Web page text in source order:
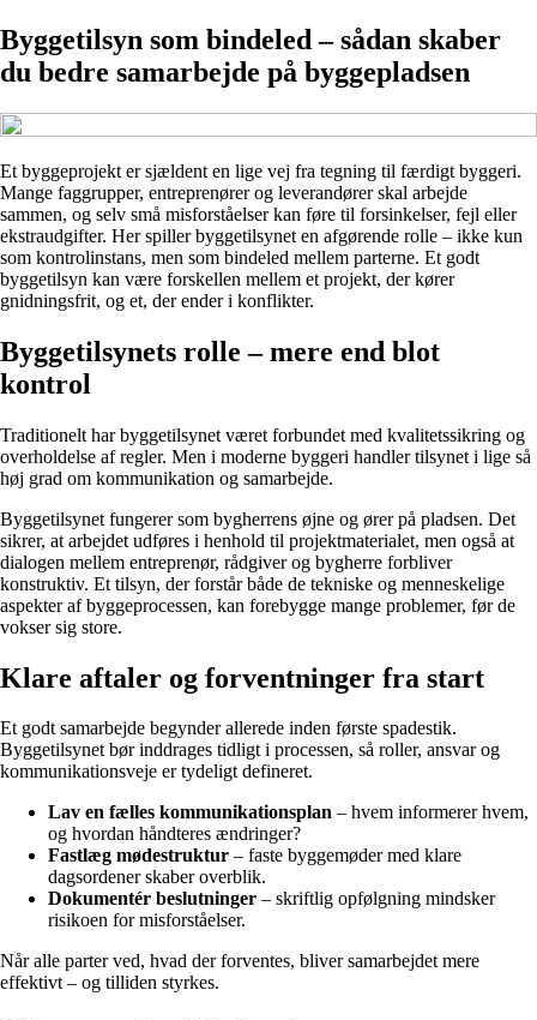
Byggetilsyn som bindeled – sådan skaber
du bedre samarbejde på byggepladsen
Et byggeprojekt er sjældent en lige vej fra tegning til færdigt byggeri.
Mange faggrupper, entreprenører og leverandører skal arbejde
sammen, og selv små misforståelser kan føre til forsinkelser, fejl eller
ekstraudgifter. Her spiller byggetilsynet en afgørende rolle – ikke kun
som kontrolinstans, men som bindeled mellem parterne. Et godt
byggetilsyn kan være forskellen mellem et projekt, der kører
gnidningsfrit, og et, der ender i konflikter.
Byggetilsynets rolle – mere end blot
kontrol
Traditionelt har byggetilsynet været forbundet med kvalitetssikring og
overholdelse af regler. Men i moderne byggeri handler tilsynet i lige så
høj grad om kommunikation og samarbejde.
Byggetilsynet fungerer som bygherrens øjne og ører på pladsen. Det
sikrer, at arbejdet udføres i henhold til projektmaterialet, men også at
dialogen mellem entreprenør, rådgiver og bygherre forbliver
konstruktiv. Et tilsyn, der forstår både de tekniske og menneskelige
aspekter af byggeprocessen, kan forebygge mange problemer, før de
vokser sig store.
Klare aftaler og forventninger fra start
Et godt samarbejde begynder allerede inden første spadestik.
Byggetilsynet bør inddrages tidligt i processen, så roller, ansvar og
kommunikationsveje er tydeligt defineret.
Lav en fælles kommunikationsplan – hvem informerer hvem,
og hvordan håndteres ændringer?
Fastlæg mødestruktur – faste byggemøder med klare
dagsordener skaber overblik.
Dokumentér beslutninger – skriftlig opfølgning mindsker
risikoen for misforståelser.
Når alle parter ved, hvad der forventes, bliver samarbejdet mere
effektivt – og tilliden styrkes.